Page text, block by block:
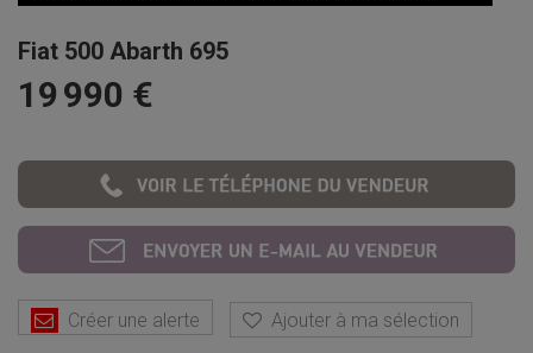
Fiat 500 Abarth 695
19 990 €
Créer une alerte Ajouter à ma sélection